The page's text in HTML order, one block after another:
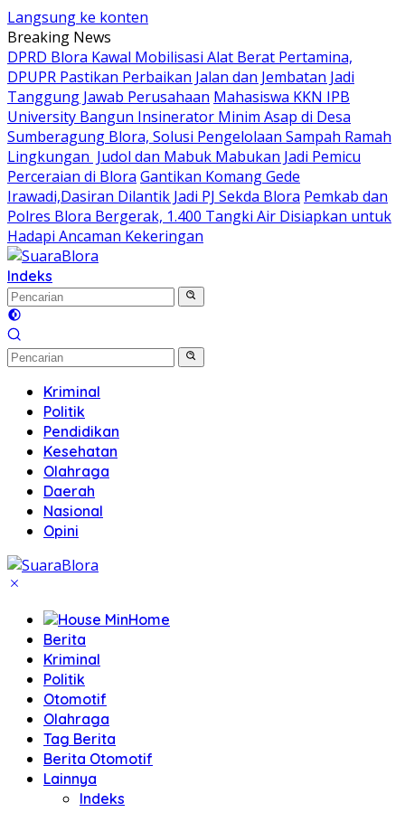
Langsung ke konten
Breaking News
DPRD Blora Kawal Mobilisasi Alat Berat Pertamina,
DPUPR Pastikan Perbaikan Jalan dan Jembatan Jadi
Tanggung Jawab Perusahaan Mahasiswa KKN IPB
University Bangun Insinerator Minim Asap di Desa
Sumberagung Blora, Solusi Pengelolaan Sampah Ramah
Lingkungan ‎ Judol dan Mabuk Mabukan Jadi Pemicu
Perceraian di Blora Gantikan Komang Gede
Irawadi,Dasiran Dilantik Jadi PJ Sekda Blora Pemkab dan
Polres Blora Bergerak, 1.400 Tangki Air Disiapkan untuk
Hadapi Ancaman Kekeringan
Indeks
Kriminal
Politik
Pendidikan
Kesehatan
Olahraga
Daerah
Nasional
Opini
Home
Berita
Kriminal
Politik
Otomotif
Olahraga
Tag Berita
Berita Otomotif
Lainnya
Indeks